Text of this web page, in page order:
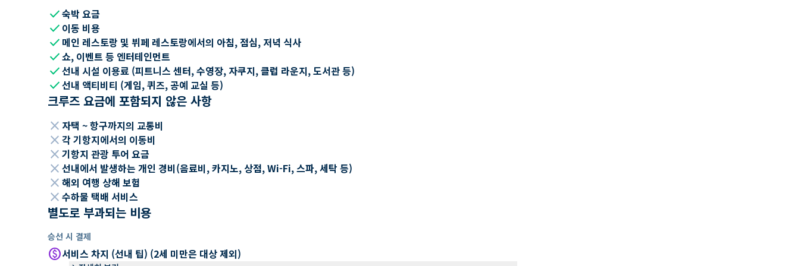
check숙박 요금
check 이동 비용
check 메인 레스토랑 및 뷔페 레스토랑에서의 아침, 점심, 저녁 식사
check쇼, 이벤트 등 엔터테인먼트
check선내 시설 이용료 (피트니스 센터, 수영장, 자쿠지, 클럽 라운지, 도서관 등)
check선내 액티비티 (게임, 퀴즈, 공예 교실 등)
크루즈 요금에 포함되지 않은 사항
close 자택 ~ 항구까지의 교통비
close 각 기항지에서의 이동비
close 기항지 관광 투어 요금
close 선내에서 발생하는 개인 경비(음료비, 카지노, 상점, Wi-Fi, 스파, 세탁 등)
close 해외 여행 상해 보험
close 수하물 택배 서비스
별도로 부과되는 비용
승선 시 결제
paid서비스 차지 (선내 팁) (2세 미만은 대상 제외)